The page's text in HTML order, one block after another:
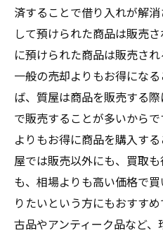
済することで借り入れが解
して預けられた商品は販売
に預けられた商品は販売さ
一般の売却よりもお得にな
ば、質屋は商品を販売する
で販売することが多いから
よりもお得に商品を購入す
屋では販売以外にも、買取
も、相場よりも高い価格で
りたいという方にもおすす
古品やアンティーク品など